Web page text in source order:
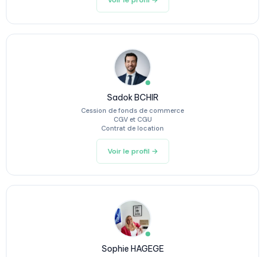
Sadok BCHIR
Cession de fonds de commerce
CGV et CGU
Contrat de location
Voir le profil →
Sophie HAGEGE